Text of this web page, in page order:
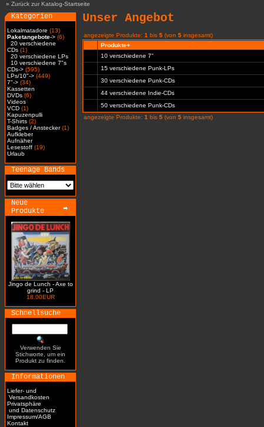
» Zurück zur Katalog-Startseite
Kategorien
Lokalmatadore (13)
Paketangebote-> (6)
20 verschiedene
CDs (1)
20 verschiedene LPs
10 verschiedene 7"s
CDs-> (595)
LPs/10"-> (449)
7"-> (34)
Kassetten
DVDs (6)
Videos
VCD (1)
Kapuzenpulli
T-Shirts (2)
Badges / Anstecker(1)
Aufkleber
Aufnäher
Lesestoff (19)
Urlaub
Teenage Bands
Neue
Produkte
Jingo de Lunch - Axe to
grind - LP
18.00EUR
Schnellsuche
Verwenden Sie
Stichworte, um ein
Produkt zu finden.
Informationen
Liefer- und
Versandkosten
Privatsphäre
und Datenschutz
Impressum/AGB
Kontakt
Unser Angebot
angezeigte Produkte: 1 bis 5 (von 5 insgesamt)
Produkte+
10 verschiedene 7"
15 verschiedene Punk-LPs
30 verschiedene Punk-CDs
44 verschiedene Indie-CDs
50 verschiedene Punk-CDs
angezeigte Produkte: 1 bis 5 (von 5 insgesamt)